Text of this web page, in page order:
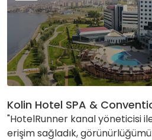
Kolin Hotel SPA &
"HotelRunner kanal yöneticisi
erişim sağladık,